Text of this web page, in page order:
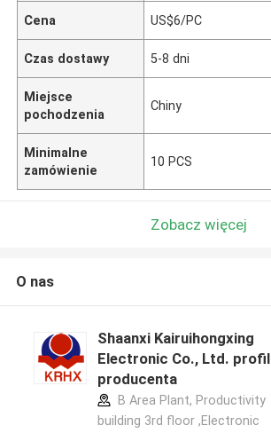
Cena US$6/PC
Czas dostawy 5-8 dni
Miejsce
pochodzenia
Chiny
Minimalne
zamówienie
10 PCS
Zobacz więcej
O nas
Shaanxi Kairuihongxing
Electronic Co., Ltd. profil
producenta
B Area Plant, Productivity
building 3rd floor ,Electronic